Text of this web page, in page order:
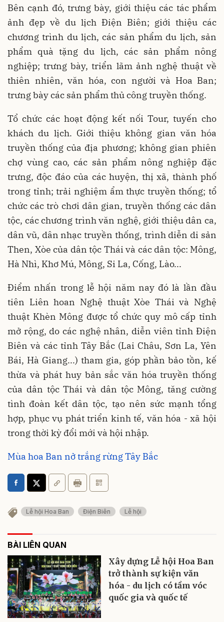
Bên cạnh đó, trưng bày, giới thiệu các tác phẩm
ảnh đẹp về du lịch Điện Biên; giới thiệu các
chương trình du lịch, các sản phẩm du lịch, sản
phẩm quà tặng du lịch, các sản phẩm nông
nghiệp; trưng bày, triển lãm ảnh nghệ thuật về
thiên nhiên, văn hóa, con người và Hoa Ban;
trưng bày các sản phẩm thủ công truyền thống.
Tổ chức các hoạt động kết nối Tour, tuyến cho
khách du lịch. Giới thiệu không gian văn hóa
truyền thống của địa phương; không gian phiên
chợ vùng cao, các sản phẩm nông nghiệp đặc
trưng, độc đáo của các huyện, thị xã, thành phố
trong tỉnh; trải nghiệm ẩm thực truyền thống; tổ
chức các trò chơi dân gian, truyền thống các dân
tộc, các chương trình văn nghệ, giới thiệu dân ca,
dân vũ, dân nhạc truyền thống, trình diễn di sản
Then, Xòe của dân tộc Thái và các dân tộc: Mông,
Hà Nhì, Khơ Mú, Mông, Si La, Cống, Lào...
Điểm nhấn trong lễ hội năm nay đó là lần đầu
tiên Liên hoan Nghệ thuật Xòe Thái và Nghệ
thuật Khèn Mông được tổ chức quy mô cấp tỉnh
mở rộng, do các nghệ nhân, diễn viên tỉnh Điện
Biên và các tỉnh Tây Bắc (Lai Châu, Sơn La, Yên
Bái, Hà Giang...) tham gia, góp phần bảo tồn, kế
thừa và phát huy bản sắc văn hóa truyền thống
của dân tộc Thái và dân tộc Mông, tăng cường
tình đoàn kết dân tộc, tạo nên sức mạnh tổng
hợp, phục vụ phát triển kinh tế, văn hóa - xã hội
trong thời kỳ đổi mới và hội nhập.
Mùa hoa Ban nở trắng rừng Tây Bắc
Lễ hội Hoa Ban Điện Biên Lễ hội
BÀI LIÊN QUAN
Xây dựng Lễ hội Hoa Ban
trở thành sự kiện văn
hóa - du lịch có tầm vóc
quốc gia và quốc tế